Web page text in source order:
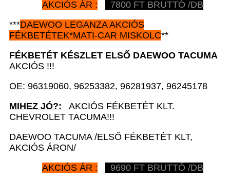
AKCIÓS ÁR :
7800 FT BRUTTÓ /DB
***DAEWOO LEGANZA AKCIÓS
FÉKBETÉTEK*MATI-CAR MISKOLC**
FÉKBETÉT KÉSZLET ELSŐ DAEWOO TACUMA
AKCIÓS !!!
OE: 96319060, 96253382, 96281937, 96245178
MIHEZ JÓ?: AKCIÓS FÉKBETÉT KLT.
CHEVROLET TACUMA!!!
DAEWOO TACUMA /ELSŐ FÉKBETÉT KLT,
AKCIÓS ÁRON/
AKCIÓS ÁR :
9690 FT BRUTTÓ /DB